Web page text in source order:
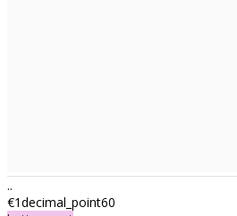
..
€1decimal_point60